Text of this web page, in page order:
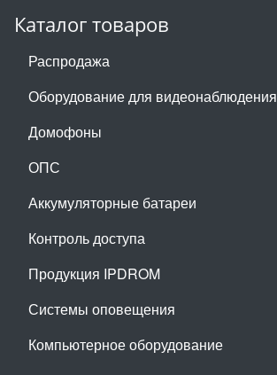
Каталог товаров
Распродажа
Оборудование для видеонаблюдения
Домофоны
ОПС
Аккумуляторные батареи
Контроль доступа
Продукция IPDROM
Системы оповещения
Компьютерное оборудование